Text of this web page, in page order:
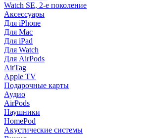
Watch SE, 2-е поколение
Аксессуары
Для iPhone
Для Mac
Для iPad
Для Watch
Для AirPods
AirTag
Apple TV
Подарочные карты
Аудио
AirPods
Наушники
HomePod
Акустические системы